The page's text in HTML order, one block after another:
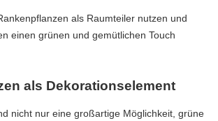
als Raumteiler nutzen und
einen grünen und gemütlichen Touch
als Dekorationselement
nicht nur eine großartige Möglichkeit, grüne